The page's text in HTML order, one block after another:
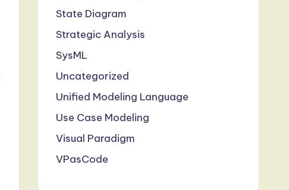
State Diagram
Strategic Analysis
SysML
Uncategorized
Unified Modeling Language
Use Case Modeling
Visual Paradigm
VPasCode